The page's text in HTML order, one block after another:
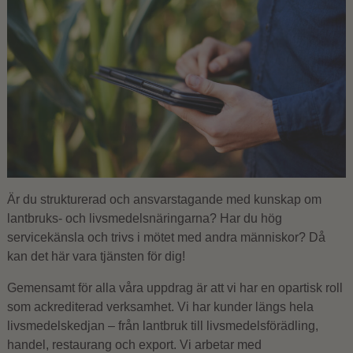
Är du strukturerad och ansvarstagande med kunskap om
lantbruks- och livsmedelsnäringarna? Har du hög
servicekänsla och trivs i mötet med andra människor? Då
kan det här vara tjänsten för dig!
Gemensamt för alla våra uppdrag är att vi har en opartisk roll
som ackrediterad verksamhet. Vi har kunder längs hela
livsmedelskedjan – från lantbruk till livsmedelsförädling,
handel, restaurang och export. Vi arbetar med